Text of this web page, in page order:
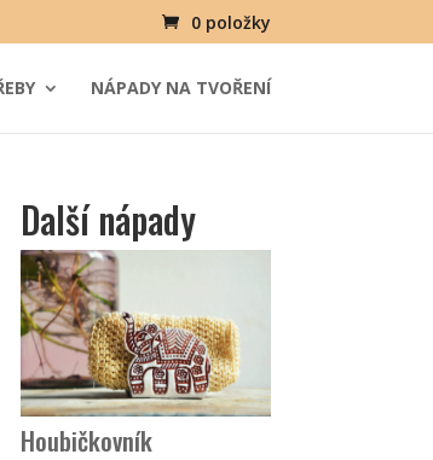
0 položky
NÁPADY NA TVOŘENÍ
Další nápady
Houbičkovník